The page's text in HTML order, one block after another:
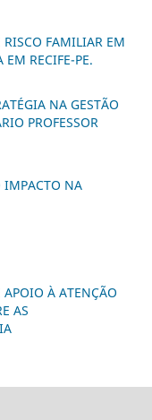
RISCO FAMILIAR EM
RECIFE-PE.
NA GESTÃO
PROFESSOR
IMPACTO NA
APOIO À ATENÇÃO
AS